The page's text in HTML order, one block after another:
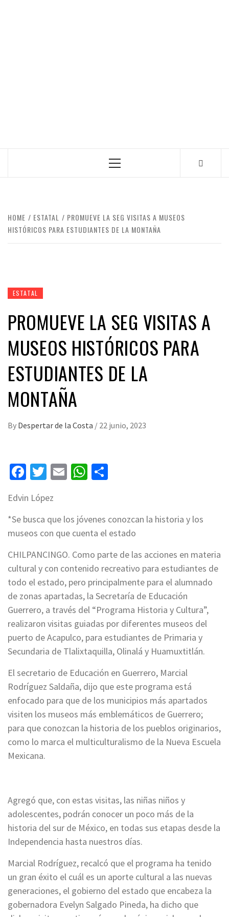
Primary
HOME ESTATAL
PROMUEVE LA SEG VISITAS A MUSEOS
HISTÓRICOS PARA ESTUDIANTES DE LA MONTAÑA
ESTATAL
PROMUEVE LA SEG VISITAS A
MUSEOS HISTÓRICOS PARA
ESTUDIANTES DE LA
MONTAÑA
By Despertar de la Costa / 22 junio, 2023
Facebook
Twitter
EmailWhatsApp
Edvin López
*Se busca que los jóvenes conozcan la historia y los
museos con que cuenta el estado
CHILPANCINGO. Como parte de las acciones en materia
cultural y con contenido recreativo para estudiantes de
todo el estado, pero principalmente para el alumnado
de zonas apartadas, la Secretaría de Educación
Guerrero, a través del “Programa Historia y Cultura”,
realizaron visitas guiadas por diferentes museos del
puerto de Acapulco, para estudiantes de Primaria y
Secundaria de Tlalixtaquilla, Olinalá y Huamuxtitlán.
El secretario de Educación en Guerrero, Marcial
Rodríguez Saldaña, dijo que este programa está
enfocado para que de los municipios más apartados
visiten los museos más emblemáticos de Guerrero;
para que conozcan la historia de los pueblos originarios,
como lo marca el multiculturalismo de la Nueva Escuela
Mexicana.
Agregó que, con estas visitas, las niñas niños y
adolescentes, podrán conocer un poco más de la
historia del sur de México, en todas sus etapas desde la
Independencia hasta nuestros días.
Marcial Rodríguez, recalcó que el programa ha tenido
un gran éxito el cuál es un aporte cultural a las nuevas
generaciones, el gobierno del estado que encabeza la
gobernadora Evelyn Salgado Pineda, ha dicho que